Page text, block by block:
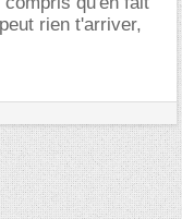
rien t'arriver,